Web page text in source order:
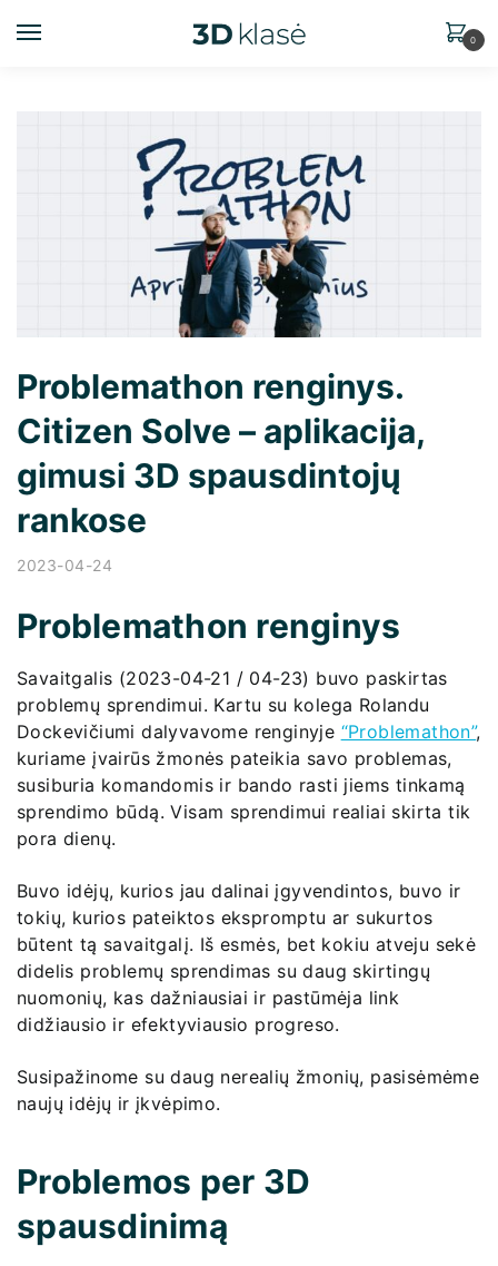
0
Problemathon renginys.
Citizen Solve – aplikacija,
gimusi 3D spausdintojų
rankose
2023-04-24
Problemathon renginys
Savaitgalis (2023-04-21 / 04-23) buvo paskirtas
problemų sprendimui. Kartu su kolega Rolandu
Dockevičiumi dalyvavome renginyje “Problemathon”,
kuriame įvairūs žmonės pateikia savo problemas,
susiburia komandomis ir bando rasti jiems tinkamą
sprendimo būdą. Visam sprendimui realiai skirta tik
pora dienų.
Buvo idėjų, kurios jau dalinai įgyvendintos, buvo ir
tokių, kurios pateiktos ekspromptu ar sukurtos
būtent tą savaitgalį. Iš esmės, bet kokiu atveju sekė
didelis problemų sprendimas su daug skirtingų
nuomonių, kas dažniausiai ir pastūmėja link
didžiausio ir efektyviausio progreso.
Susipažinome su daug nerealių žmonių, pasisėmėme
naujų idėjų ir įkvėpimo.
Problemos per 3D
spausdinimą